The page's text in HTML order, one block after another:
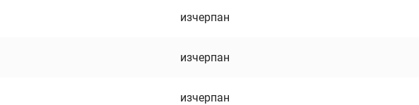
изчерпан
изчерпан
изчерпан